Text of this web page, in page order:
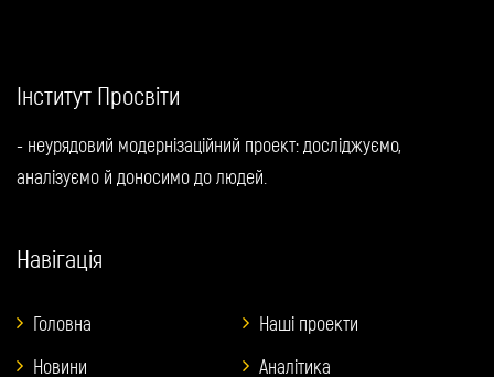
Інститут Просвіти
- неурядовий модернізаційний проект: досліджуємо,
аналізуємо й доносимо до людей.
Навігація
Головна
Наші проекти
Новини
Аналітика